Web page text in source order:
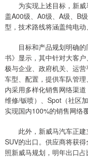
为实现上述目标，新威
盖A00级、A0级、A级、B
型，技术路线将涵盖纯电动
目标和产品规划明确的
书》显示，其中针对大客
极与企业、政府机关、运
车型、配置，提供车队管
内采用多样化销售网络渠
维修/钣喷）、Spot（社区
实现国内100%的销售网络
此外，新威马汽车正建
SUV的出口。供应商将获
照新威马规划，明年出口占